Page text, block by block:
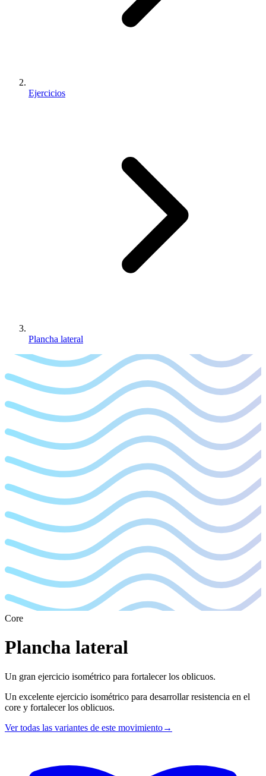
Ejercicios
Plancha lateral
Core
Plancha lateral
Un gran ejercicio isométrico para fortalecer los oblicuos.
Un excelente ejercicio isométrico para desarrollar resistencia en el
core y fortalecer los oblicuos.
Ver todas las variantes de este movimiento→